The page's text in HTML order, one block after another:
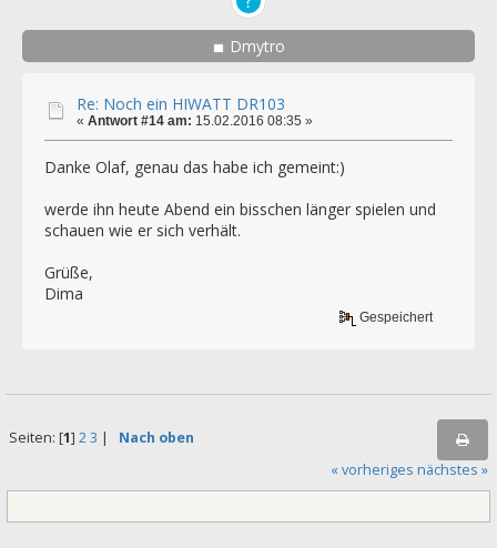
Dmytro
Re: Noch ein HIWATT DR103
« Antwort #14 am: 15.02.2016 08:35 »
Danke Olaf, genau das habe ich gemeint:)
werde ihn heute Abend ein bisschen länger spielen und
schauen wie er sich verhält.
Grüße,
Dima
Gespeichert
Seiten: [1] 2 3 | Nach oben
« vorheriges nächstes »